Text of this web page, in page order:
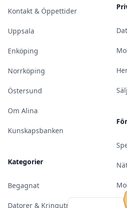
Kontakt & Öppettider
Uppsala
Enköping
Norrköping
Östersund
Om Alina
Kunskapsbanken
Kategorier
Begagnat
Datorer & Kringutrustning